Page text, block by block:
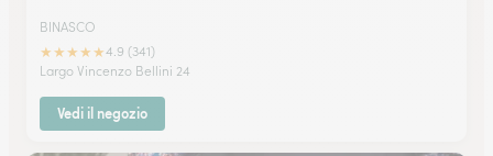
BINASCO
★★★★★4.9 (341)
Largo Vincenzo Bellini 24
Vedi il negozio